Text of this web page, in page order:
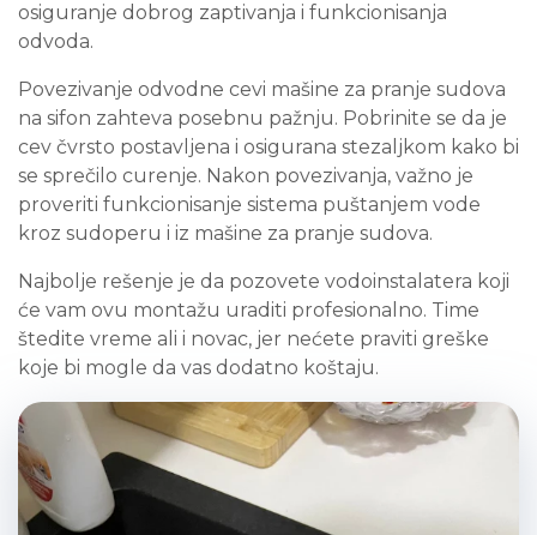
osiguranje dobrog zaptivanja i funkcionisanja
odvoda.
Povezivanje odvodne cevi mašine za pranje sudova
na sifon zahteva posebnu pažnju. Pobrinite se da je
cev čvrsto postavljena i osigurana stezaljkom kako bi
se sprečilo curenje. Nakon povezivanja, važno je
proveriti funkcionisanje sistema puštanjem vode
kroz sudoperu i iz mašine za pranje sudova.
Najbolje rešenje je da pozovete vodoinstalatera koji
će vam ovu montažu uraditi profesionalno. Time
štedite vreme ali i novac, jer nećete praviti greške
koje bi mogle da vas dodatno koštaju.